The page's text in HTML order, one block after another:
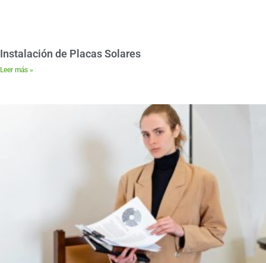
Instalación de Placas Solares
Leer más »